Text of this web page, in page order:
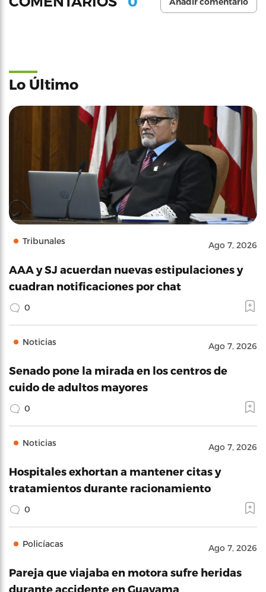
Lo Último
Tribunales Ago 7, 2026
AAA y SJ acuerdan nuevas estipulaciones y
cuadran notificaciones por chat
0
Noticias Ago 7, 2026
Senado pone la mirada en los centros de
cuido de adultos mayores
0
Noticias Ago 7, 2026
Hospitales exhortan a mantener citas y
tratamientos durante racionamiento
0
Policíacas Ago 7, 2026
Pareja que viajaba en motora sufre heridas
durante accidente en Guayama